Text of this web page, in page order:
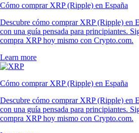
Cómo comprar XRP (Ripple) en España
Descubre cómo comprar XRP (Ripple) en
con una guía pensada para principiantes.
compra XRP hoy mismo con Crypto.com.
Learn more
Cómo comprar XRP (Ripple) en España
Descubre cómo comprar XRP (Ripple) en
con una guía pensada para principiantes.
compra XRP hoy mismo con Crypto.com.